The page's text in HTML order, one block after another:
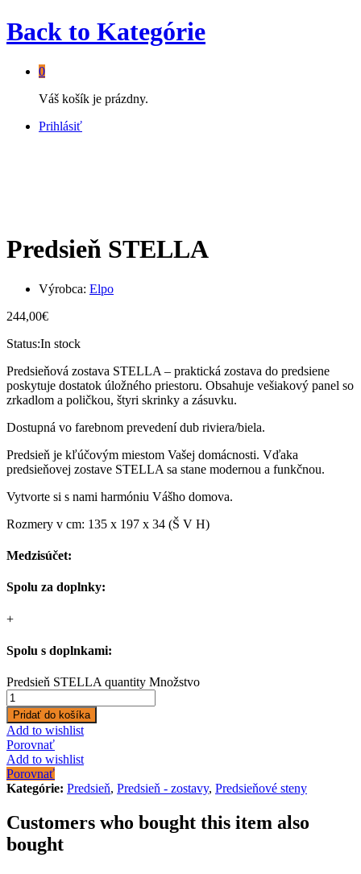
Back to Kategórie
0
Váš košík je prázdny.
Prihlásiť
Predsieň STELLA
Výrobca: Elpo
244,00€
Status:In stock
Predsieňová zostava STELLA – praktická zostava do predsiene
poskytuje dostatok úložného priestoru. Obsahuje vešiakový panel so
zrkadlom a poličkou, štyri skrinky a zásuvku.
Dostupná vo farebnom prevedení dub riviera/biela.
Predsieň je kľúčovým miestom Vašej domácnosti. Vďaka
predsieňovej zostave STELLA sa stane modernou a funkčnou.
Vytvorte si s nami harmóniu Vášho domova.
Rozmery v cm: 135 x 197 x 34 (Š V H)
Medzisúčet:
Spolu za doplnky:
+
Spolu s doplnkami:
Predsieň STELLA quantity Množstvo
Pridať do košíka
Add to wishlist
Porovnať
Add to wishlist
Porovnať
Kategórie: Predsieň, Predsieň - zostavy, Predsieňové steny
Customers who bought this item also
bought